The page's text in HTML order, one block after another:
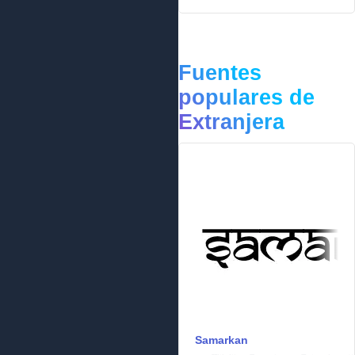
Fuentes
populares de
Extranjera
Samarkan